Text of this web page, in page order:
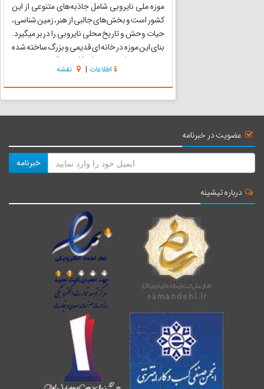
موزه ملی نایروبی شامل جاذبه‌های متنوعی از این
کشور است و بخش‌های جالبی از هنر، زمین شناسی،
حیات وحش و تاریخ محلی نایروبی را در بر میگیرد.
بنای این موزه در خانه ای قدیمی و بزرگ ساخته شده
اطلاعات | نقشه
عضویت در خبرنامه
خبرنامه
درباره تیشینه